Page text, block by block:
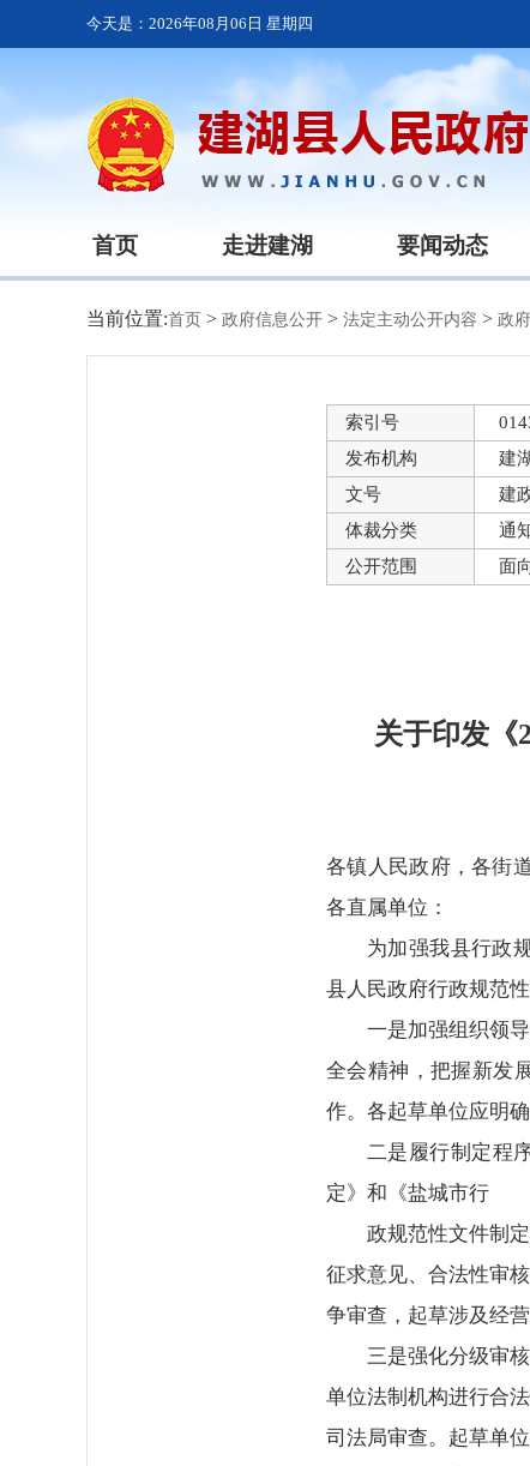
今天是： 2026年08月06日 星期四
首页 走进建湖 要闻动态
当前位置:首页 > 政府信息公开 > 法定主动公开内容 > 政
索引号
发布机构
建
文号
建
体裁分类
通
公开范围
面
关于印发《
各镇人民政府，各街
各直属单位：
为加强我县行政
县人民政府行政规范
一是加强组织领
全会精神，把握新发
作。各起草单位应明
二是履行制定程
定》和《盐城市行
政规范性文件制
征求意见、合法性审
争审查，起草涉及经
三是强化分级审
单位法制机构进行合
司法局审查。起草单